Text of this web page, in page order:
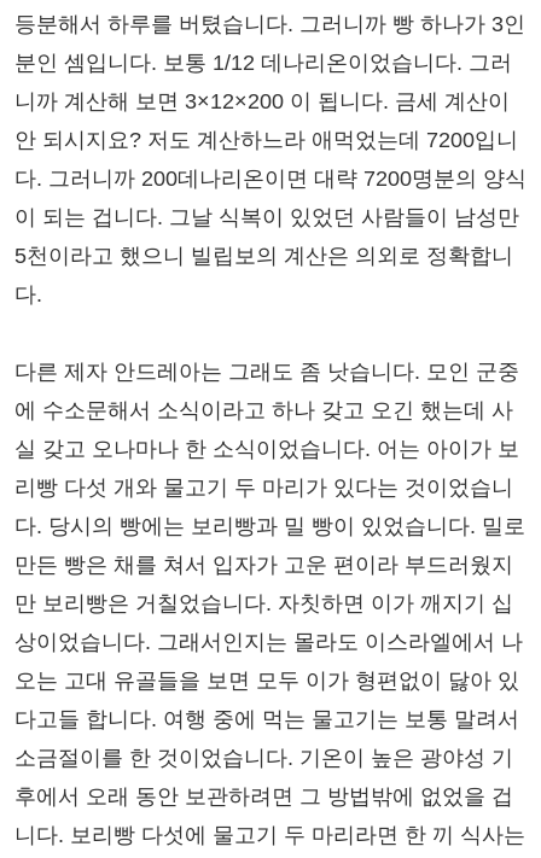
등분해서 하루를 버텼습니다. 그러니까 빵 하나가 3인
분인 셈입니다. 보통 1/12 데나리온이었습니다. 그러
니까 계산해 보면 3×12×200 이 됩니다. 금세 계산이
안 되시지요? 저도 계산하느라 애먹었는데 7200입니
다. 그러니까 200데나리온이면 대략 7200명분의 양식
이 되는 겁니다. 그날 식복이 있었던 사람들이 남성만
5천이라고 했으니 빌립보의 계산은 의외로 정확합니
다.
다른 제자 안드레아는 그래도 좀 낫습니다. 모인 군중
에 수소문해서 소식이라고 하나 갖고 오긴 했는데 사
실 갖고 오나마나 한 소식이었습니다. 어는 아이가 보
리빵 다섯 개와 물고기 두 마리가 있다는 것이었습니
다. 당시의 빵에는 보리빵과 밀 빵이 있었습니다. 밀로
만든 빵은 채를 쳐서 입자가 고운 편이라 부드러웠지
만 보리빵은 거칠었습니다. 자칫하면 이가 깨지기 십
상이었습니다. 그래서인지는 몰라도 이스라엘에서 나
오는 고대 유골들을 보면 모두 이가 형편없이 닳아 있
다고들 합니다. 여행 중에 먹는 물고기는 보통 말려서
소금절이를 한 것이었습니다. 기온이 높은 광야성 기
후에서 오래 동안 보관하려면 그 방법밖에 없었을 겁
니다. 보리빵 다섯에 물고기 두 마리라면 한 끼 식사는